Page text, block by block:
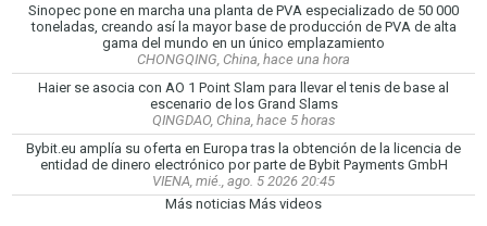
Sinopec pone en marcha una planta de PVA especializado de 50 000
toneladas, creando así la mayor base de producción de PVA de alta
gama del mundo en un único emplazamiento
CHONGQING, China, hace una hora
Haier se asocia con AO 1 Point Slam para llevar el tenis de base al
escenario de los Grand Slams
QINGDAO, China, hace 5 horas
Bybit.eu amplía su oferta en Europa tras la obtención de la licencia de
entidad de dinero electrónico por parte de Bybit Payments GmbH
VIENA, mié., ago. 5 2026 20:45
Más noticias Más videos